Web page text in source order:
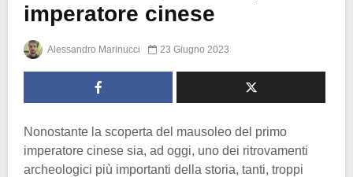
imperatore cinese
Alessandro Marinucci 23 Giugno 2023
Nonostante la scoperta del mausoleo del primo
imperatore cinese sia, ad oggi, uno dei ritrovamenti
archeologici più importanti della storia, tanti, troppi